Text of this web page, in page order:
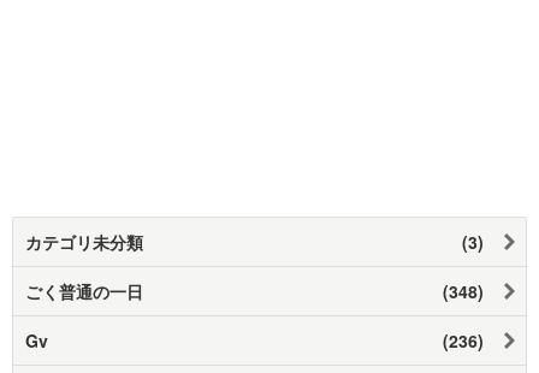
カテゴリ未分類 (3)
ごく普通の一日 (348)
Gv (236)